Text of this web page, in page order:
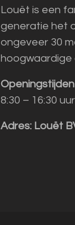
Louët is een
generatie het
ongeveer 30
8:30 – 16:30 uur
Adres: Louët